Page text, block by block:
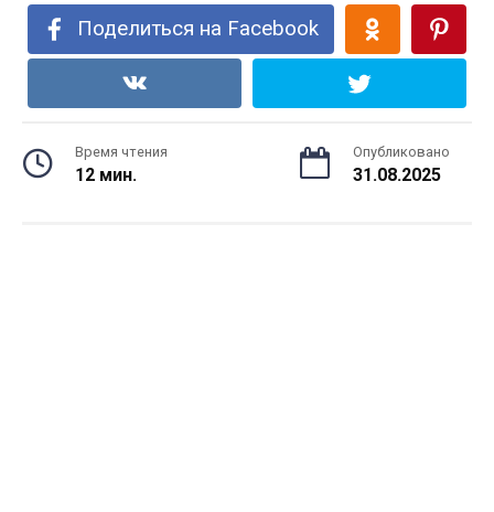
Поделиться на Facebook
Время чтения
12 мин.
Опубликовано
31.08.2025